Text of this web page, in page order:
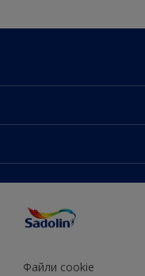
Контактна iнформацiя
Продукцiя
Натхнення
Поради декоратора
Файли cookie